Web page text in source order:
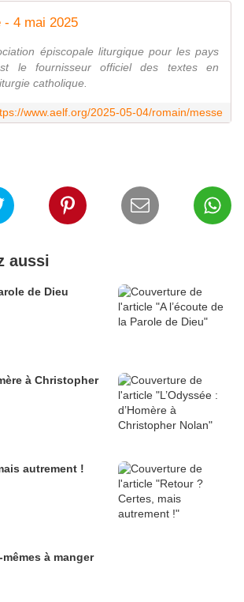
- 4 mai 2025
épiscopale liturgique pour les pays
le fournisseur officiel des textes en
catholique.
www.aelf.org/2025-05-04/romain/messe
aussi
de Dieu
à Christopher
autrement !
à manger